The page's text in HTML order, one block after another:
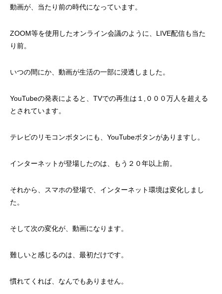
動画が、当たり前の時代になっています。
ZOOM等を使用したオンライン会議のように、LIVE配信も当た
り前。
いつの間にか、動画が生活の一部に浸透しました。
YouTubeの発表によると、TVでの再生は１,０００万人を超える
とされています。
テレビのリモコンボタンにも、YouTubeボタンがありますし。
インターネットが登場したのは、もう２０年以上前。
それから、スマホの登場で、インターネット環境は変化しまし
た。
そして次の変化が、動画になります。
難しいと感じるのは、最初だけです。
慣れてくれば、なんでもありません。